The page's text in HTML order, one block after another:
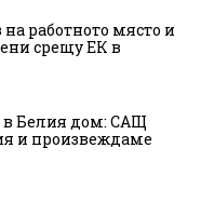
работното място и
срещу ЕК в
в Белия дом: САЩ
и произвеждаме